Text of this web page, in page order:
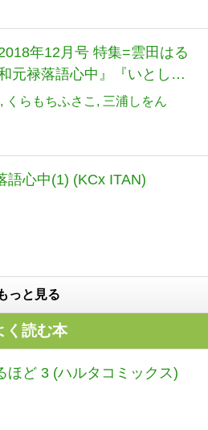
年12月号 特集=雲田はる
元禄落語心中』『いとしの
新宿ラッキーホー
ばら咲く10年―
くらもちふさこ 三浦しをん
語心中(1) (KCx ITAN)
っと見る
く読む本
ほど 3 (ハルタコミックス)